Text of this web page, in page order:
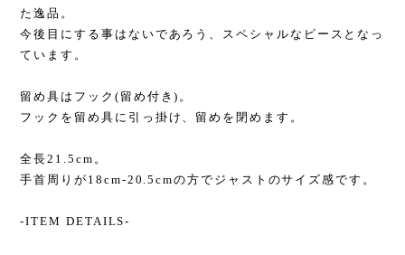
た逸品。
今後目にする事はないであろう、スペシャルなピースとなっ
ています。
留め具はフック(留め付き)。
フックを留め具に引っ掛け、留めを閉めます。
全長21.5cm。
手首周りが18cm-20.5cmの方でジャストのサイズ感です。
-ITEM DETAILS-